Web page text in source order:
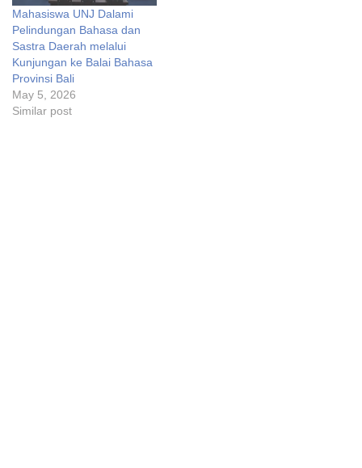
Mahasiswa UNJ Dalami
Pelindungan Bahasa dan
Sastra Daerah melalui
Kunjungan ke Balai Bahasa
Provinsi Bali
May 5, 2026
Similar post